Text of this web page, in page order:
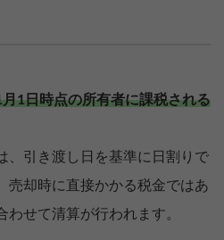
1日時点の所有者に課税される
、引き渡し日を基準に日割りで
売却時に直接かかる税金ではあ
わせて清算が行われます。